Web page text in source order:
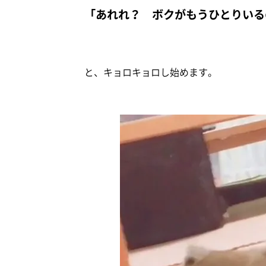
「あれれ？ ボクがもうひとりい
と、キョロキョロし始めます。